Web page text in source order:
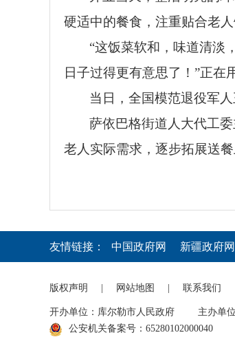
硬适中的餐食，注重贴合老
“这饭菜软和，味道清淡
日子过得更有意思了！”正在
当日，全国模范退役军
萨依巴格街道人大代工
老人实际需求，逐步拓展送
友情链接： 中国政府网 新疆政府网
版权声明 网站地图 联系我们
开办单位：库尔勒市人民政府
主办单
公安机关备案号：65280102000040